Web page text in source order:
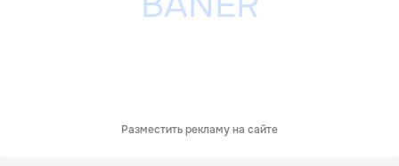
Разместить рекламу на сайте